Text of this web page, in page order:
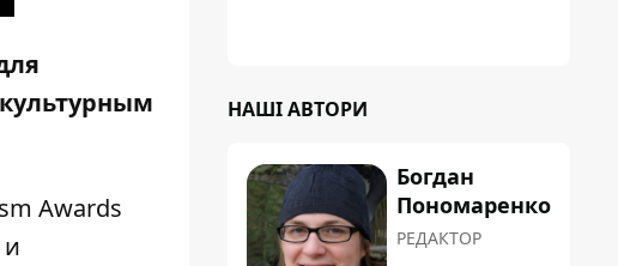
Awards
НАШІ АВТОРИ
Богдан
Пономаренко
РЕДАКТОР